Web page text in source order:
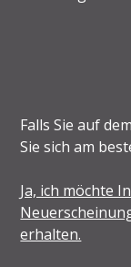
Falls Sie auf
Sie sich am
Ja, ich möchte
erhalten.